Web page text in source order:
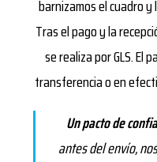
barnizamos el cuadro y
Tras el pago y la
se realiza por GLS. El
transferencia o en
Un pacto de
antes del envío,